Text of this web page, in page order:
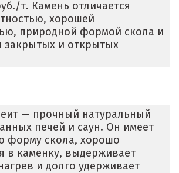
т. Камень отличается
хорошей
природной формой скола и
закрытых и открытых
— прочный натуральный
печей и саун. Он имеет
форму скола, хорошо
в каменку, выдерживает
и долго удерживает